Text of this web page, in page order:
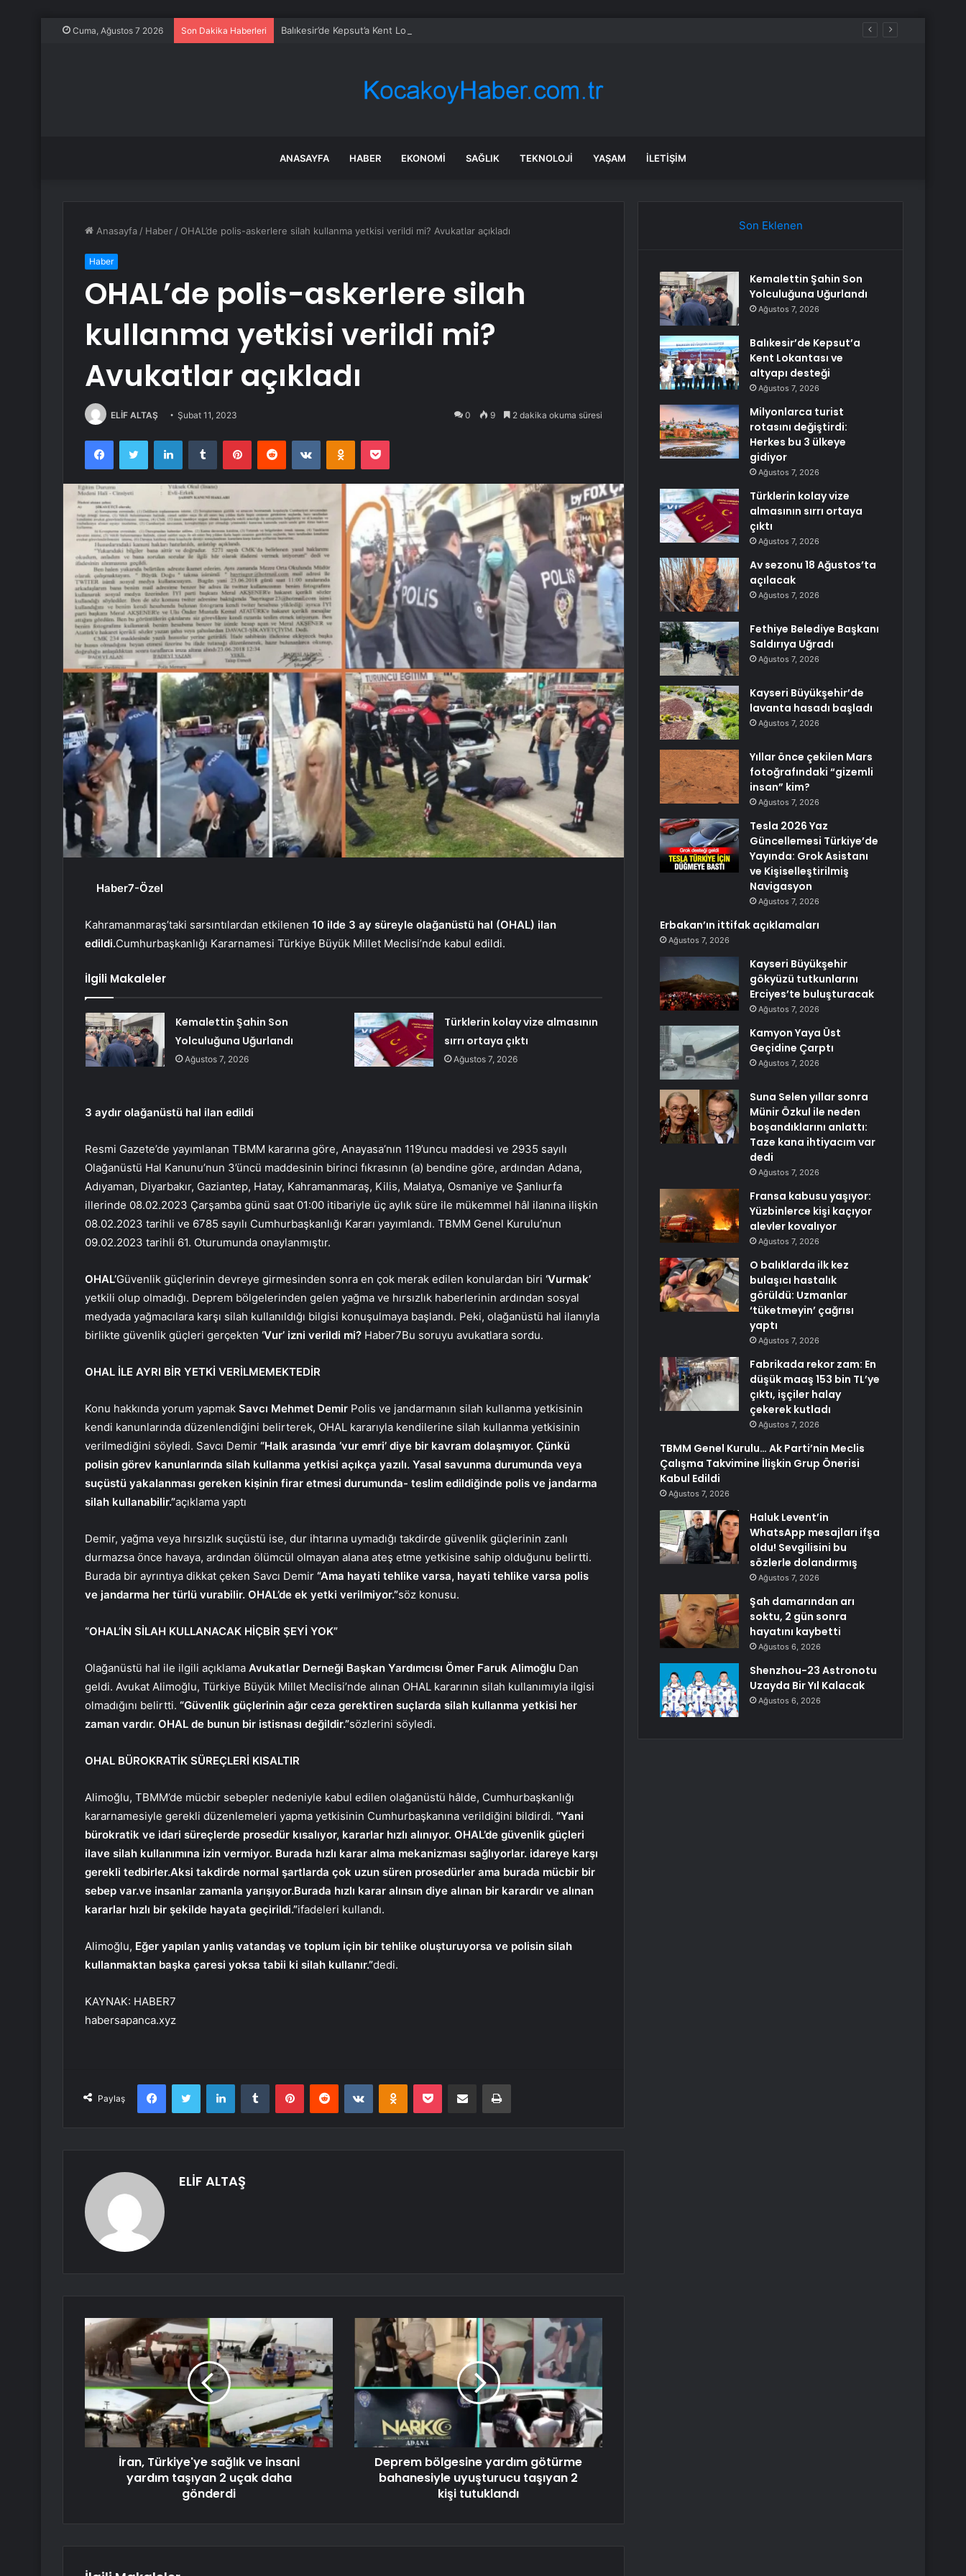
Cuma, Ağustos 7 2026 Son Dakika Haberleri Balıkesir’de Kepsut’a Kent Lokantası ve altyapı desteği
ANASAYFA HABER EKONOMI SAĞLIK TEKNOLOJI YAŞAM İLETIŞIM
Anasayfa / Haber / OHAL’de polis-askerlere silah kullanma yetkisi verildi mi? Avukatlar açıkladı
Haber
OHAL’de polis-askerlere silah
kullanma yetkisi verildi mi?
Avukatlar açıkladı
ELİF ALTAŞ Şubat 11, 2023 0 9 2 dakika okuma süresi
FacebookTwitter LinkedInTumblr PinterestReddit VKontakteOdnoklassniki
Pocket
Haber7-Özel
Kahramanmaraş’taki sarsıntılardan etkilenen 10 ilde 3 ay süreyle olağanüstü hal (OHAL) ilan
edildi.Cumhurbaşkanlığı Kararnamesi Türkiye Büyük Millet Meclisi’nde kabul edildi.
İlgili Makaleler
Kemalettin Şahin Son
Yolculuğuna Uğurlandı
Ağustos 7, 2026
Türklerin kolay vize almasının
sırrı ortaya çıktı
Ağustos 7, 2026
3 aydır olağanüstü hal ilan edildi
Resmi Gazete’de yayımlanan TBMM kararına göre, Anayasa’nın 119’uncu maddesi ve 2935 sayılı
Olağanüstü Hal Kanunu’nun 3’üncü maddesinin birinci fıkrasının (a) bendine göre, ardından Adana,
Adıyaman, Diyarbakır, Gaziantep, Hatay, Kahramanmaraş, Kilis, Malatya, Osmaniye ve Şanlıurfa
illerinde 08.02.2023 Çarşamba günü saat 01:00 itibariyle üç aylık süre ile mükemmel hâl ilanına ilişkin
08.02.2023 tarihli ve 6785 sayılı Cumhurbaşkanlığı Kararı yayımlandı. TBMM Genel Kurulu’nun
09.02.2023 tarihli 61. Oturumunda onaylanmıştır.
OHAL’Güvenlik güçlerinin devreye girmesinden sonra en çok merak edilen konulardan biri ‘Vurmak’
yetkili olup olmadığı. Deprem bölgelerinden gelen yağma ve hırsızlık haberlerinin ardından sosyal
medyada yağmacılara karşı silah kullanıldığı bilgisi konuşulmaya başlandı. Peki, olağanüstü hal ilanıyla
birlikte güvenlik güçleri gerçekten ‘Vur’ izni verildi mi? Haber7Bu soruyu avukatlara sordu.
OHAL İLE AYRI BİR YETKİ VERİLMEMEKTEDİR
Konu hakkında yorum yapmak Savcı Mehmet Demir Polis ve jandarmanın silah kullanma yetkisinin
kendi kanunlarında düzenlendiğini belirterek, OHAL kararıyla kendilerine silah kullanma yetkisinin
verilmediğini söyledi. Savcı Demir “Halk arasında ‘vur emri’ diye bir kavram dolaşmıyor. Çünkü
polisin görev kanunlarında silah kullanma yetkisi açıkça yazılı. Yasal savunma durumunda veya
suçüstü yakalanması gereken kişinin firar etmesi durumunda- teslim edildiğinde polis ve jandarma
silah kullanabilir.”açıklama yaptı
Demir, yağma veya hırsızlık suçüstü ise, dur ihtarına uymadığı takdirde güvenlik güçlerinin zanlı
durmazsa önce havaya, ardından ölümcül olmayan alana ateş etme yetkisine sahip olduğunu belirtti.
Burada bir ayrıntıya dikkat çeken Savcı Demir “Ama hayati tehlike varsa, hayati tehlike varsa polis
ve jandarma her türlü vurabilir. OHAL’de ek yetki verilmiyor.”söz konusu.
“OHAL’İN SİLAH KULLANACAK HİÇBİR ŞEYİ YOK”
Olağanüstü hal ile ilgili açıklama Avukatlar Derneği Başkan Yardımcısı Ömer Faruk Alimoğlu Dan
geldi. Avukat Alimoğlu, Türkiye Büyük Millet Meclisi’nde alınan OHAL kararının silah kullanımıyla ilgisi
olmadığını belirtti. “Güvenlik güçlerinin ağır ceza gerektiren suçlarda silah kullanma yetkisi her
zaman vardır. OHAL de bunun bir istisnası değildir.”sözlerini söyledi.
OHAL BÜROKRATİK SÜREÇLERİ KISALTIR
Alimoğlu, TBMM’de mücbir sebepler nedeniyle kabul edilen olağanüstü hâlde, Cumhurbaşkanlığı
kararnamesiyle gerekli düzenlemeleri yapma yetkisinin Cumhurbaşkanına verildiğini bildirdi. “Yani
bürokratik ve idari süreçlerde prosedür kısalıyor, kararlar hızlı alınıyor. OHAL’de güvenlik güçleri
ilave silah kullanımına izin vermiyor. Burada hızlı karar alma mekanizması sağlıyorlar. idareye karşı
gerekli tedbirler.Aksi takdirde normal şartlarda çok uzun süren prosedürler ama burada mücbir bir
sebep var.ve insanlar zamanla yarışıyor.Burada hızlı karar alınsın diye alınan bir karardır ve alınan
kararlar hızlı bir şekilde hayata geçirildi.”ifadeleri kullandı.
Alimoğlu, Eğer yapılan yanlış vatandaş ve toplum için bir tehlike oluşturuyorsa ve polisin silah
kullanmaktan başka çaresi yoksa tabii ki silah kullanır.”dedi.
KAYNAK: HABER7
habersapanca.xyz
Paylaş
FacebookTwitter LinkedInTumblr PinterestReddit VKontakteOdnoklassniki
Pocket E-Posta ile paylaş Yazdır
ELİF ALTAŞ
İran, Türkiye'ye sağlık ve insani
yardım taşıyan 2 uçak daha
gönderdi
Deprem bölgesine yardım götürme
bahanesiyle uyuşturucu taşıyan 2
kişi tutuklandı
Son Eklenen
Kemalettin Şahin Son
Yolculuğuna Uğurlandı
Ağustos 7, 2026
Balıkesir’de Kepsut’a
Kent Lokantası ve
altyapı desteği
Ağustos 7, 2026
Milyonlarca turist
rotasını değiştirdi:
Herkes bu 3 ülkeye
gidiyor
Ağustos 7, 2026
Türklerin kolay vize
almasının sırrı ortaya
çıktı
Ağustos 7, 2026
Av sezonu 18 Ağustos’ta
açılacak
Ağustos 7, 2026
Fethiye Belediye Başkanı
Saldırıya Uğradı
Ağustos 7, 2026
Kayseri Büyükşehir’de
lavanta hasadı başladı
Ağustos 7, 2026
Yıllar önce çekilen Mars
fotoğrafındaki “gizemli
insan” kim?
Ağustos 7, 2026
Tesla 2026 Yaz
Güncellemesi Türkiye’de
Yayında: Grok Asistanı
ve Kişiselleştirilmiş
Navigasyon
Ağustos 7, 2026
Erbakan’ın ittifak açıklamaları
Ağustos 7, 2026
Kayseri Büyükşehir
gökyüzü tutkunlarını
Erciyes’te buluşturacak
Ağustos 7, 2026
Kamyon Yaya Üst
Geçidine Çarptı
Ağustos 7, 2026
Suna Selen yıllar sonra
Münir Özkul ile neden
boşandıklarını anlattı:
Taze kana ihtiyacım var
dedi
Ağustos 7, 2026
Fransa kabusu yaşıyor:
Yüzbinlerce kişi kaçıyor
alevler kovalıyor
Ağustos 7, 2026
O balıklarda ilk kez
bulaşıcı hastalık
görüldü: Uzmanlar
‘tüketmeyin’ çağrısı
yaptı
Ağustos 7, 2026
Fabrikada rekor zam: En
düşük maaş 153 bin TL’ye
çıktı, işçiler halay
çekerek kutladı
Ağustos 7, 2026
TBMM Genel Kurulu… Ak Parti’nin Meclis
Çalışma Takvimine İlişkin Grup Önerisi
Kabul Edildi
Ağustos 7, 2026
Haluk Levent’in
WhatsApp mesajları ifşa
oldu! Sevgilisini bu
sözlerle dolandırmış
Ağustos 7, 2026
Şah damarından arı
soktu, 2 gün sonra
hayatını kaybetti
Ağustos 6, 2026
Shenzhou-23 Astronotu
Uzayda Bir Yıl Kalacak
Ağustos 6, 2026